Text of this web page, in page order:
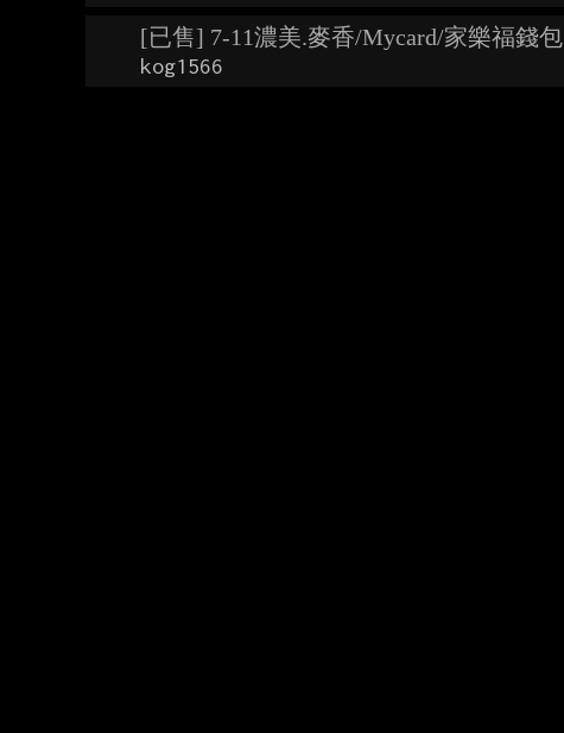
[已售] 7-11濃美.麥香/Mycard/家樂福錢包
kog1566